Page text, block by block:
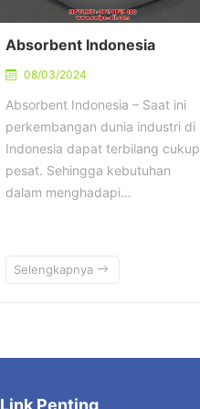
Absorbent Indonesia
08/03/2024
Absorbent Indonesia – Saat ini
perkembangan dunia industri di
Indonesia dapat terbilang cukup
pesat. Sehingga kebutuhan
dalam menghadapi…
Selengkapnya
Link Penting